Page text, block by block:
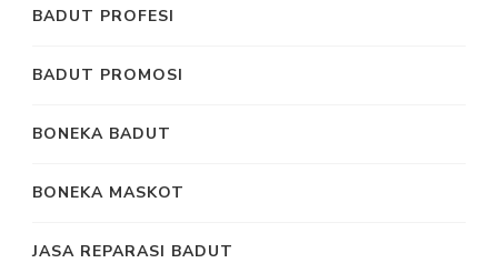
BADUT PROFESI
BADUT PROMOSI
BONEKA BADUT
BONEKA MASKOT
JASA REPARASI BADUT